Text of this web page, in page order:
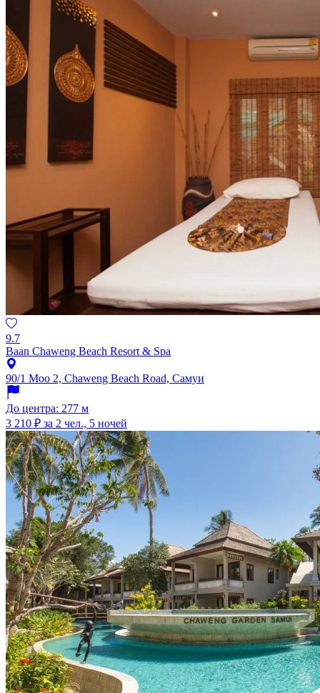
9.7
Baan Chaweng Beach Resort & Spa
90/1 Moo 2, Chaweng Beach Road, Самуи
До центра: 277 м
3 210 ₽ за 2 чел., 5 ночей